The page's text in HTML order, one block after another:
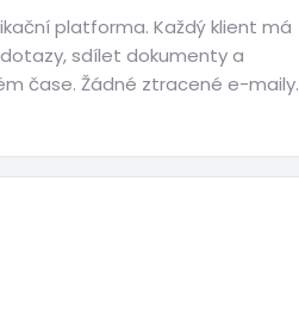
platforma. Každý klient má
sdílet dokumenty a
čase. Žádné ztracené e-maily.